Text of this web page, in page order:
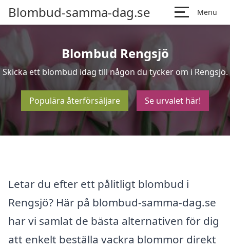
Blombud-samma-dag.se Menu
Blombud Rengsjö
Skicka ett blombud idag till någon du tycker om i Rengsjö.
Populära återförsäljare Se urvalet här!
Letar du efter ett pålitligt blombud i
Rengsjö? Här på blombud-samma-dag.se
har vi samlat de bästa alternativen för dig
att enkelt beställa vackra blommor direkt